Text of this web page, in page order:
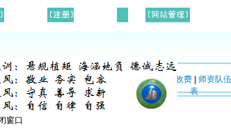
信息公开|校园动态| 学校概况 招生入学|教育收费 师资队伍
表
关闭窗口